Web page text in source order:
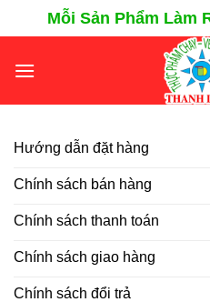
Chuyển
đến
dung
Mỗi Sản Phẩm Làm
Hướng dẫn đặt hàng
Chính sách bán hàng
Chính sách thanh toán
Chính sách giao hàng
Chính sách đổi trả